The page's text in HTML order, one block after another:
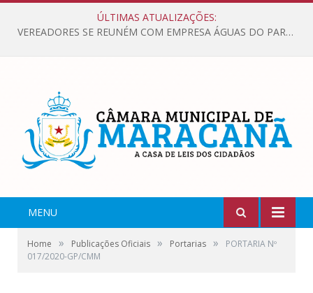
ÚLTIMAS ATUALIZAÇÕES:
VEREADORES SE REUNÉM COM EMPRESA ÁGUAS DO PARÁ, PARA APRESENTAR REIVINDICAÇÕES E MELHORIAS NA QUALIDADE DOS SERVIÇOS OFERECIDOS Á POPULAÇÃO.
MENU
Home » Publicações Oficiais » Portarias »
PORTARIA Nº
017/2020-GP/CMM